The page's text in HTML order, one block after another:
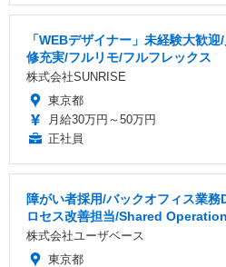
「WEBデザイナー」未経験大歓
修充実/フルリモ/フルフレックス
株式会社SUNRISE
東京都
月給30万円～50万円
正社員
障がい者採用/バックオフィス業
ロセス改善担当/Shared
株式会社ユーザベース
東京都